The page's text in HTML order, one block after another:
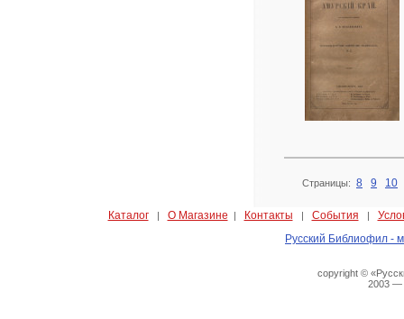
Страницы: 8 9 10
Каталог| О Магазине | Контакты | События |
Русский Библиофил -
copyright ©
2003 —